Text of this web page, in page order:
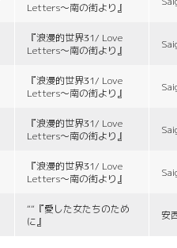
Letters〜南の街より』
『浪漫的世界31/ Love
Letters〜南の街より』
『浪漫的世界31/ Love
Letters〜南の街より』
『浪漫的世界31/ Love
Letters〜南の街より』
『浪漫的世界31/ Love
Letters〜南の街より』
““『愛した女たちのため
に』
安